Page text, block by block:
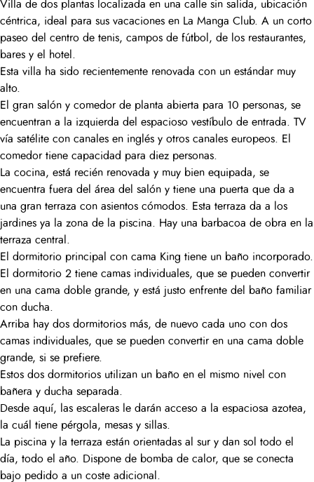
Villa de dos plantas localizada en una calle sin salida, ubicación
céntrica, ideal para sus vacaciones en La Manga Club. A un corto
paseo del centro de tenis, campos de fútbol, de los restaurantes,
bares y el hotel.
Esta villa ha sido recientemente renovada con un estándar muy
alto.
El gran salón y comedor de planta abierta para 10 personas, se
encuentran a la izquierda del espacioso vestíbulo de entrada. TV
vía satélite con canales en inglés y otros canales europeos. El
comedor tiene capacidad para diez personas.
La cocina, está recién renovada y muy bien equipada, se
encuentra fuera del área del salón y tiene una puerta que da a
una gran terraza con asientos cómodos. Esta terraza da a los
jardines ya la zona de la piscina. Hay una barbacoa de obra en la
terraza central.
El dormitorio principal con cama King tiene un baño incorporado.
El dormitorio 2 tiene camas individuales, que se pueden convertir
en una cama doble grande, y está justo enfrente del baño familiar
con ducha.
Arriba hay dos dormitorios más, de nuevo cada uno con dos
camas individuales, que se pueden convertir en una cama doble
grande, si se prefiere.
Estos dos dormitorios utilizan un baño en el mismo nivel con
bañera y ducha separada.
Desde aquí, las escaleras le darán acceso a la espaciosa azotea,
la cuál tiene pérgola, mesas y sillas.
La piscina y la terraza están orientadas al sur y dan sol todo el
día, todo el año. Dispone de bomba de calor, que se conecta
bajo pedido a un coste adicional.